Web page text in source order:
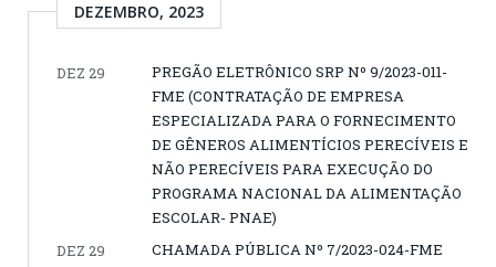
DEZEMBRO, 2023
DEZ 29
PREGÃO ELETRÔNICO SRP Nº 9/2023-011-
FME (CONTRATAÇÃO DE EMPRESA
ESPECIALIZADA PARA O FORNECIMENTO
DE GÊNEROS ALIMENTÍCIOS PERECÍVEIS E
NÃO PERECÍVEIS PARA EXECUÇÃO DO
PROGRAMA NACIONAL DA ALIMENTAÇÃO
ESCOLAR- PNAE)
DEZ 29
CHAMADA PÚBLICA Nº 7/2023-024-FME